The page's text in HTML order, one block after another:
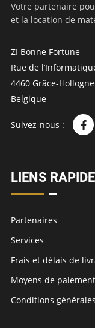
Votre partenaire
et la location de
ZI Bonne Fortune
Rue de
4460 Grâce-Hollogne
Belgique
Suivez-nous :
LIENS
Partenaires
Services
Frais et délais de
Moyens de paiement
Conditions